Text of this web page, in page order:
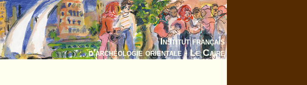
Institut français
d’archéologie orientale - Le Caire